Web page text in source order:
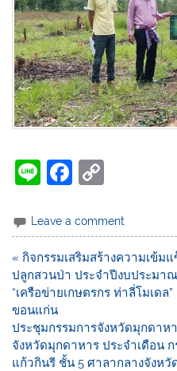
Li
e
F
c
e
b
o
o
k
p
y
Li
n
k
Leave a comment
« กิจกรรมเสริมสร้างความเข้ม
ปลูกสวนป่า ประจำปีงบประมา
“เครือข่ายเกษตรกร ท่าลี่โมเดล
ขอนแก่น
ประชุมกรรมการจังหวัดมุกดาห
จังหวัดมุกดาหาร ประจำเดือน
แก้วกินรี ชั้น 5 ศาลากลางจังหวั